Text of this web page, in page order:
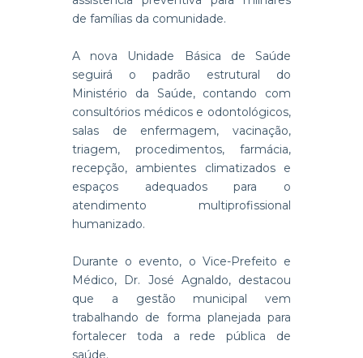
de famílias da comunidade.
A nova Unidade Básica de Saúde
seguirá o padrão estrutural do
Ministério da Saúde, contando com
consultórios médicos e odontológicos,
salas de enfermagem, vacinação,
triagem, procedimentos, farmácia,
recepção, ambientes climatizados e
espaços adequados para o
atendimento multiprofissional
humanizado.
Durante o evento, o Vice-Prefeito e
Médico, Dr. José Agnaldo, destacou
que a gestão municipal vem
trabalhando de forma planejada para
fortalecer toda a rede pública de
saúde.